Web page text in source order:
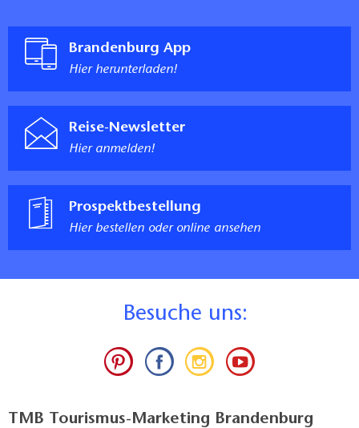
Brandenburg App
Hier herunterladen!
Reise-Newsletter
Hier anmelden!
Prospektbestellung
Hier bestellen oder online ansehen
Besuche uns:
TMB Tourismus-Marketing Brandenburg